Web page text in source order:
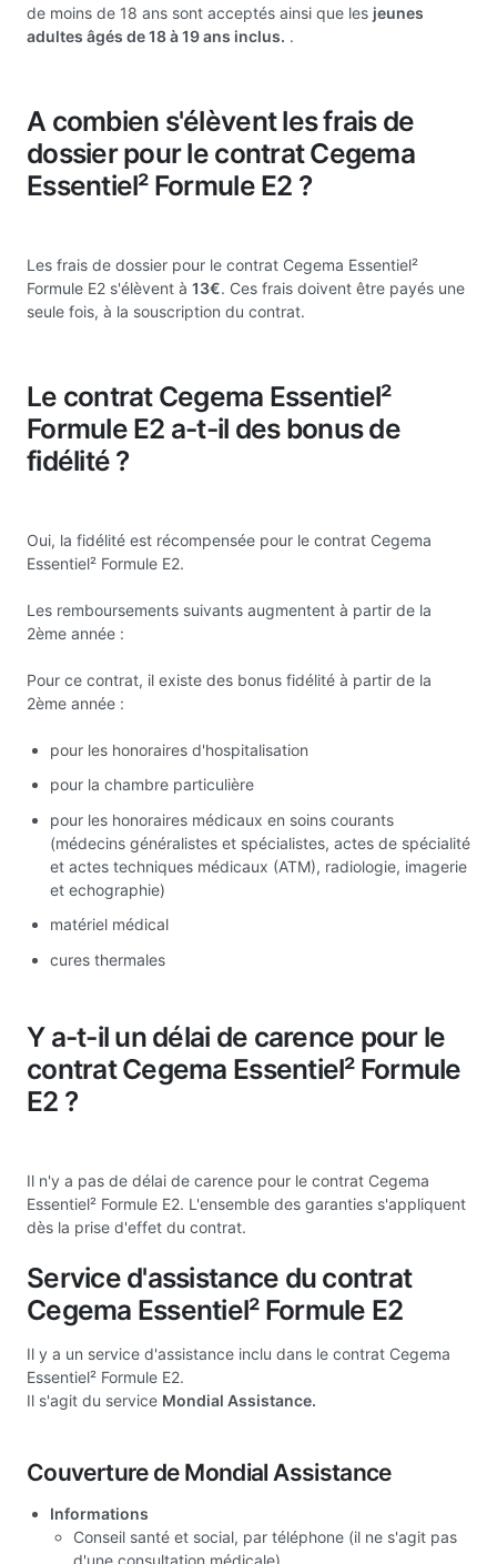
de moins de 18 ans sont acceptés ainsi que les jeunes
adultes âgés de 18 à 19 ans inclus. .
A combien s'élèvent les frais de
dossier pour le contrat Cegema
Essentiel² Formule E2 ?
Les frais de dossier pour le contrat Cegema Essentiel²
Formule E2 s'élèvent à 13€. Ces frais doivent être payés une
seule fois, à la souscription du contrat.
Le contrat Cegema Essentiel²
Formule E2 a-t-il des bonus de
fidélité ?
Oui, la fidélité est récompensée pour le contrat Cegema
Essentiel² Formule E2.
Les remboursements suivants augmentent à partir de la
2ème année :
Pour ce contrat, il existe des bonus fidélité à partir de la
2ème année :
pour les honoraires d'hospitalisation
pour la chambre particulière
pour les honoraires médicaux en soins courants
(médecins généralistes et spécialistes, actes de spécialité
et actes techniques médicaux (ATM), radiologie, imagerie
et echographie)
matériel médical
cures thermales
Y a-t-il un délai de carence pour le
contrat Cegema Essentiel² Formule
E2 ?
Il n'y a pas de délai de carence pour le contrat Cegema
Essentiel² Formule E2. L'ensemble des garanties s'appliquent
dès la prise d'effet du contrat.
Service d'assistance du contrat
Cegema Essentiel² Formule E2
Il y a un service d'assistance inclu dans le contrat Cegema
Essentiel² Formule E2.
Il s'agit du service Mondial Assistance.
Couverture de Mondial Assistance
Informations
Conseil santé et social, par téléphone (il ne s'agit pas
d'une consultation médicale)